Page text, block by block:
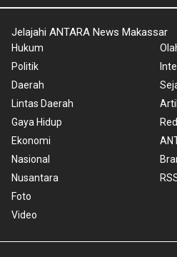
Jelajahi ANTARA News Makassar
Hukum
Politik
Daerah
Lintas Daerah
Gaya Hidup
Ekonomi
Nasional
Nusantara
Foto
Video